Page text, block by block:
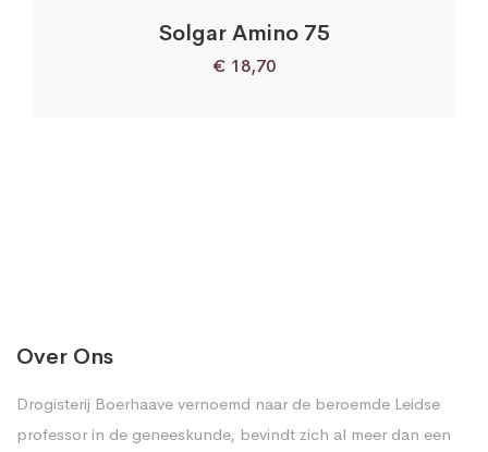
Solgar Amino 75
€ 18,70
Over Ons
Drogisterij Boerhaave vernoemd naar de beroemde Leidse
professor in de geneeskunde, bevindt zich al meer dan een